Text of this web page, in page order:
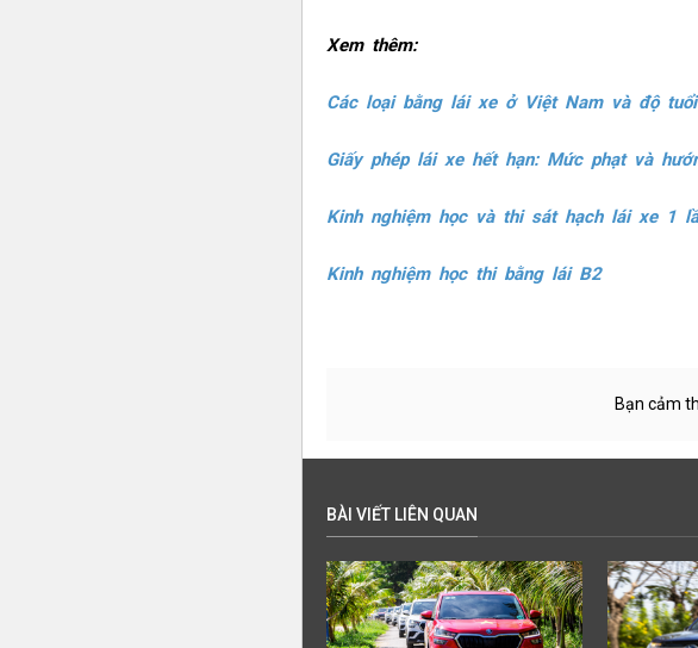
Xem thêm:
Các loại bằng lái xe ở Việt Nam và độ
Giấy phép lái xe hết hạn: Mức phạt và
Kinh nghiệm học và thi sát hạch lái xe 1
Kinh nghiệm học thi bằng lái B2
Bạn cảm
BÀI VIẾT LIÊN QUAN